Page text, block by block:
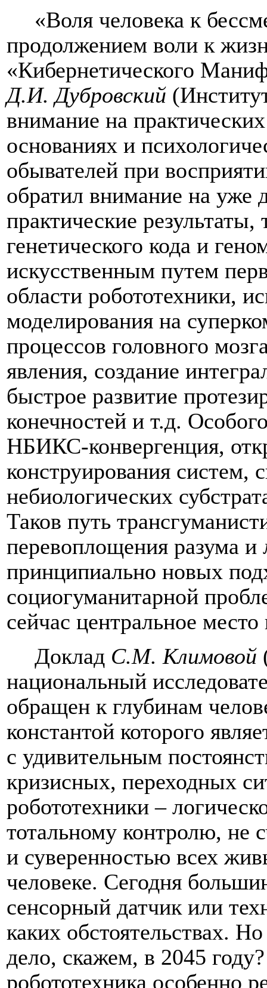
«Воля человека к
продолжением воли к
«Кибернетического
Д.И. Дубровский (
внимание на
основаниях и
обывателей при
обратил внимание на уже
практические
генетического кода и
искусственным путем
области робототехники,
моделирования на
процессов головного
явления, создание
быстрое развитие
конечностей и т.д.
НБИКС-конвергенция,
конструирования систем,
небиологических
Таков путь
перевоплощения разума и
принципиально новых
социогуманитарной
сейчас центральное
Доклад С.М. Климовой
национальный
обращен к глубинам
константой которого
с удивительным
кризисных, переходных
робототехники –
тотальному контролю, не
и суверенностью всех
человеке. Сегодня
сенсорный датчик или
каких обстоятельствах.
дело, скажем, в 2045
робототехника особенно